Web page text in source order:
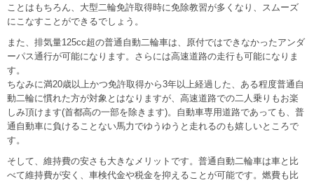
ことはもちろん、大型二輪免許取得時に免除教習が多くなり、スムーズ
にこなすことができるでしょう。
また、排気量125cc超の普通自動二輪車は、原付ではできなかったアンダ
ーパス通行が可能になります。さらには高速道路の走行も可能になりま
す。
ちなみに満20歳以上かつ免許取得から3年以上経過した、ある程度普通自
動二輪に慣れた方が対象とはなりますが、高速道路での二人乗りもお楽
しみ頂けます(首都高の一部を除きます)。自動車専用道路であっても、普
通自動車に負けることない馬力でゆうゆうと走れるのも嬉しいところで
す。
そして、維持費の安さも大きなメリットです。普通自動二輪車は車と比
べて維持費が安く、車検代金や税金を抑えることが可能です。燃費も比